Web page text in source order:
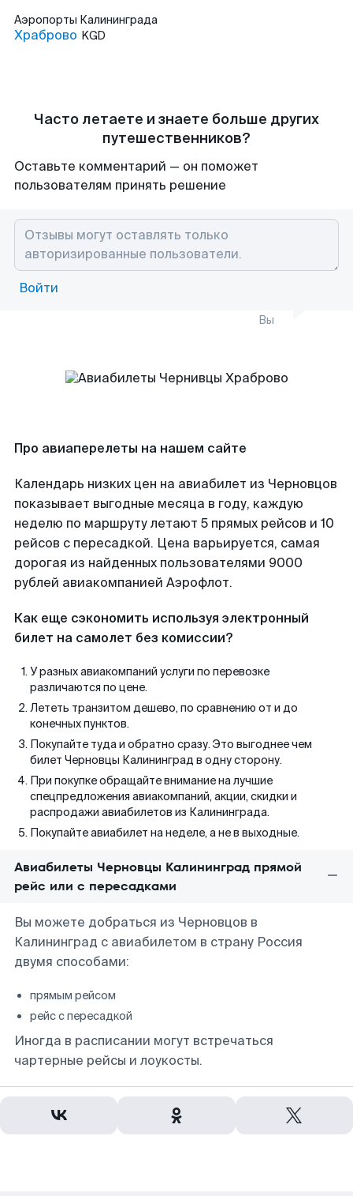
Аэропорты Калининграда
Храброво KGD
Часто летаете и знаете больше других
путешественников?
Оставьте комментарий — он поможет
пользователям принять решение
Войти
Вы
Про авиаперелеты на нашем сайте
Календарь низких цен на авиабилет из Черновцов
показывает выгодные месяца в году, каждую
неделю по маршруту летают 5 прямых рейсов и 10
рейсов с пересадкой. Цена варьируется, самая
дорогая из найденных пользователями 9000
рублей авиакомпанией Аэрофлот.
Как еще сэкономить используя электронный
билет на самолет без комиссии?
У разных авиакомпаний услуги по перевозке
различаются по цене.
Лететь транзитом дешево, по сравнению от и до
конечных пунктов.
Покупайте туда и обратно сразу. Это выгоднее чем
билет Черновцы Калининград в одну сторону.
При покупке обращайте внимание на лучшие
спецпредложения авиакомпаний, акции, скидки и
распродажи авиабилетов из Калининграда.
Покупайте авиабилет на неделе, а не в выходные.
Авиабилеты Черновцы Калининград прямой
рейс или с пересадками
Вы можете добраться из Черновцов в
Калининград с авиабилетом в страну Россия
двумя способами:
прямым рейсом
рейс с пересадкой
Иногда в расписании могут встречаться
чартерные рейсы и лоукосты.